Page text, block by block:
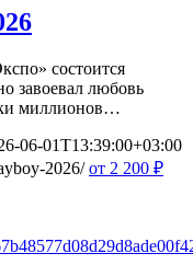
состоится
завоевал любовь
миллионов…
06-01T13:39:00+03:00
2026/ от 2 200 ₽